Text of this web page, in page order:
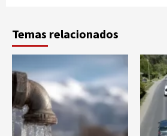
Temas relacionados